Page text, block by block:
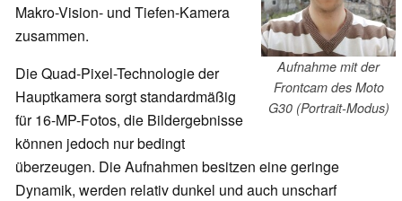
Aufnahme mit der
Frontcam des Moto
G30 (Portrait-Modus)
Makro-Vision- und Tiefen-Kamera
zusammen.
Die Quad-Pixel-Technologie der
Hauptkamera sorgt standardmäßig
für 16-MP-Fotos, die Bildergebnisse
können jedoch nur bedingt
überzeugen. Die Aufnahmen besitzen eine geringe
Dynamik, werden relativ dunkel und auch unscharf